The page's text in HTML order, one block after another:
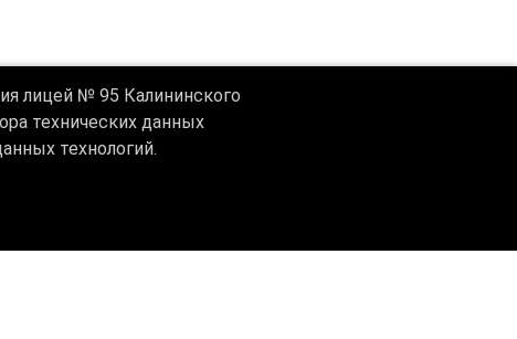
лицей № 95 Калининского
технических данных
технологий.